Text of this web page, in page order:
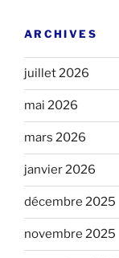
ARCHIVES
juillet 2026
mai 2026
mars 2026
janvier 2026
décembre 2025
novembre 2025